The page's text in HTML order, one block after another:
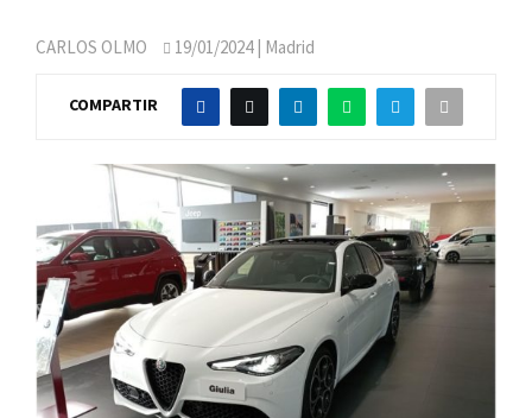
CARLOS OLMO 19/01/2024| Madrid
COMPARTIR